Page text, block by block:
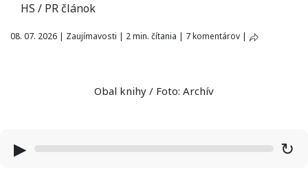
HS / PR článok
08. 07. 2026 | Zaujímavosti | 2 min. čítania | 7 komentárov |
Obal knihy / Foto: Archív
▶ ↻